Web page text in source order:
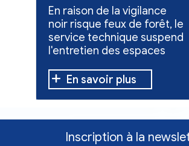
l'entretien des
espaces verts
En raison de la vigilance
noir risque feux de forêt, le
service technique suspend
l'entretien des espaces
En savoir plus
Inscription à la